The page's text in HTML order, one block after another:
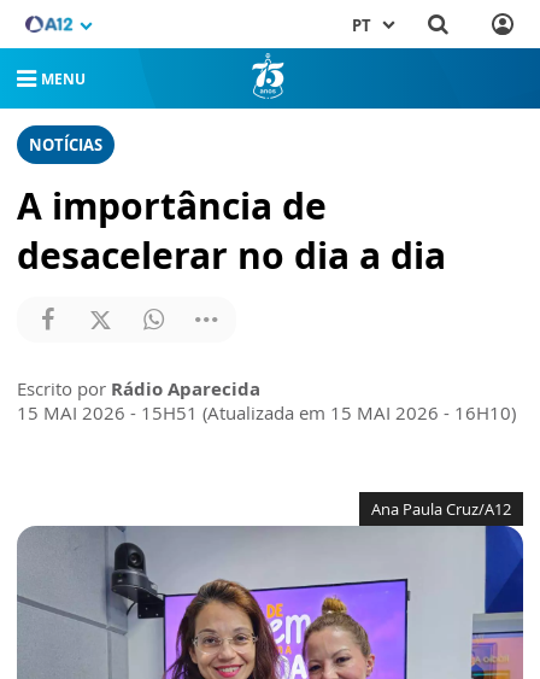
PT
MENU
NOTÍCIAS
A importância de
desacelerar no dia a dia
Escrito por Rádio Aparecida
15 MAI 2026 - 15H51 (Atualizada em 15 MAI 2026 - 16H10)
Ana Paula Cruz/A12